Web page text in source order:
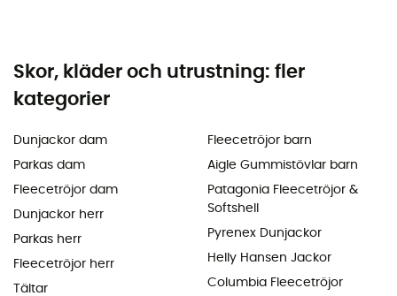
Skor, kläder och utrustning: fler
kategorier
Dunjackor dam
Parkas dam
Fleecetröjor dam
Dunjackor herr
Parkas herr
Fleecetröjor herr
Tältar
Fleecetröjor barn
Aigle Gummistövlar barn
Patagonia Fleecetröjor &
Softshell
Pyrenex Dunjackor
Helly Hansen Jackor
Columbia Fleecetröjor